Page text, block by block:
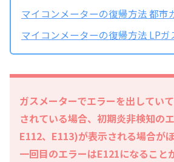
マイコンメーターの復帰方法 都市
マイコンメーターの復帰方法 LPガ
ガスメーターでエラーを出してい
されている場合、初期炎非検知の
E112、E113)が表示される場合が
一回目のエラーはE121になること